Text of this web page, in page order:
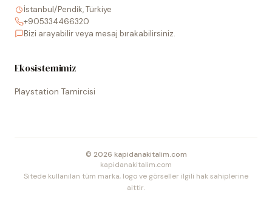
İstanbul/Pendik, Türkiye
+905334466320
Bizi arayabilir veya mesaj bırakabilirsiniz.
Ekosistemimiz
Playstation Tamircisi
© 2026 kapidanakitalim.com
kapidanakitalim.com
Sitede kullanılan tüm marka, logo ve görseller ilgili hak sahiplerine
aittir.